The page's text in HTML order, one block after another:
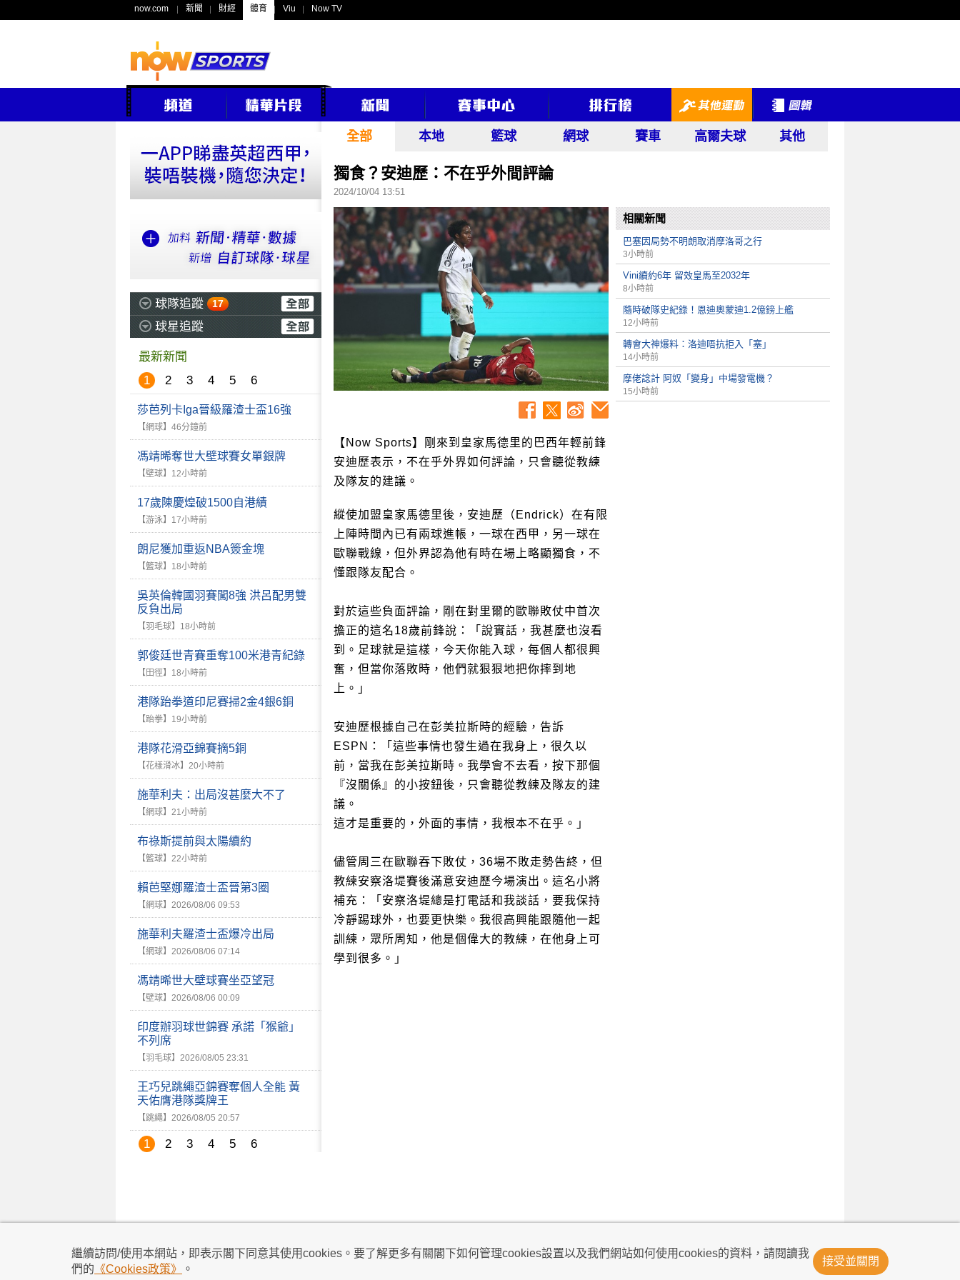
now.com 新聞 財經 體育 Viu Now TV
球隊追蹤 17
球星追蹤
最新新聞
1
2 3 4 5 6
莎芭列卡Iga晉級羅渣士盃16強
【網球】 46分鐘前
馮靖晞奪世大壁球賽女單銀牌
【壁球】 12小時前
17歲陳慶煌破1500自港績
【游泳】 17小時前
朗尼獲加重返NBA簽金塊
【籃球】 18小時前
吳英倫韓國羽賽闖8強 洪呂配男雙
反負出局
【羽毛球】 18小時前
郭俊廷世青賽重奪100米港青紀錄
【田徑】 18小時前
港隊跆拳道印尼賽掃2金4銀6銅
【跆拳】 19小時前
港隊花滑亞錦賽摘5銅
【花樣滑冰】 20小時前
施華利夫：出局沒甚麼大不了
【網球】 21小時前
布祿斯提前與太陽續約
【籃球】 22小時前
賴芭堅娜羅渣士盃晉第3圈
【網球】 2026/08/06 09:53
施華利夫羅渣士盃爆冷出局
【網球】 2026/08/06 07:14
馮靖晞世大壁球賽坐亞望冠
【壁球】 2026/08/06 00:09
印度辦羽球世錦賽 承諾「猴爺」
不列席
【羽毛球】 2026/08/05 23:31
王巧兒跳繩亞錦賽奪個人全能 黃
天佑膺港隊獎牌王
【跳繩】 2026/08/05 20:57
1 2 3 4 5 6
全部 本地 籃球 網球 賽車 高爾夫球 其他
獨食？安迪歷：不在乎外間評論
2024/10/04 13:51
【Now Sports】剛來到皇家馬德里的巴西年輕前鋒
安迪歷表示，不在乎外界如何評論，只會聽從教練
及隊友的建議。
縱使加盟皇家馬德里後，安迪歷（Endrick）在有限
上陣時間內已有兩球進帳，一球在西甲，另一球在
歐聯戰線，但外界認為他有時在場上略顯獨食，不
懂跟隊友配合。
對於這些負面評論，剛在對里爾的歐聯敗仗中首次
擔正的這名18歲前鋒說：「說實話，我甚麼也沒看
到。足球就是這樣，今天你能入球，每個人都很興
奮，但當你落敗時，他們就狠狠地把你摔到地
上。」
安迪歷根據自己在彭美拉斯時的經驗，告訴
ESPN：「這些事情也發生過在我身上，很久以
前，當我在彭美拉斯時。我學會不去看，按下那個
『沒關係』的小按鈕後，只會聽從教練及隊友的建
議。
這才是重要的，外面的事情，我根本不在乎。」
儘管周三在歐聯吞下敗仗，36場不敗走勢告終，但
教練安察洛堤賽後滿意安迪歷今場演出。這名小將
補充：「安察洛堤總是打電話和我談話，要我保持
冷靜踢球外，也要更快樂。我很高興能跟隨他一起
訓練，眾所周知，他是個偉大的教練，在他身上可
學到很多。」
相關新聞
巴塞因局勢不明朗取消摩洛哥之行
3小時前
Vini續約6年 留效皇馬至2032年
8小時前
隨時破隊史紀錄！恩迪奧蒙迪1.2億鎊上艦
12小時前
轉會大神爆料：洛迪唔抗拒入「塞」
14小時前
摩佬諗計 阿奴「變身」中場發電機？
15小時前
繼續訪問/使用本網站，即表示閣下同意其使用cookies。要了解更多有關閣下如何管理cookies設置以及我們網站如何使用cookies的資料，請閱讀我
們的 《Cookies政策》 。
接受並關閉
私隱政策 | 使用條款 免責及著作權聲明
所有資料及訊息僅作為參考之用
© Now TV Limited 2011-2026 著作權所有